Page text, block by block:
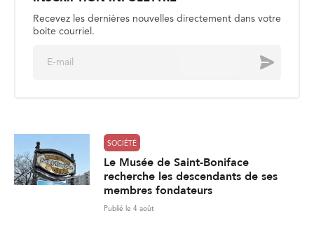
Recevez les dernières nouvelles directement dans votre
boite courriel.
Envoyer
SOCIÉTÉ
Le Musée de Saint-Boniface
recherche les descendants de ses
membres fondateurs
Publié le 4 août